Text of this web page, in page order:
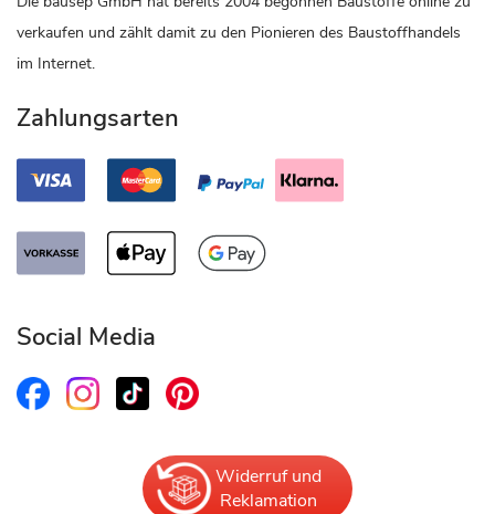
verkaufen und zählt damit zu den Pionieren des Baustoffhandels
im Internet.
Zahlungsarten
Social Media
Widerruf und
Reklamation